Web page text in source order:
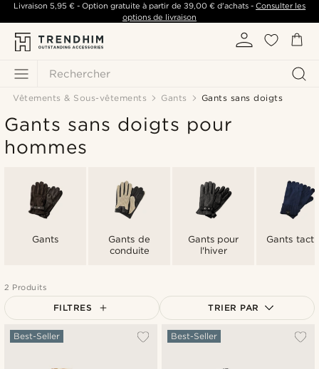
Rechercher
Livraison 5,95 €- Option gratuite à partir de 39,00 €d'achats -Consulter les
options de livraison
Vêtements & Sous-vêtements Gants Gants sans doigts
Gants sans doigts pour
hommes
Gants
Gants de
conduite
Gants pour
l'hiver
Gants
2 Produits
FILTRES TRIER PAR
Le plus populaire
Best-Seller Best-Seller